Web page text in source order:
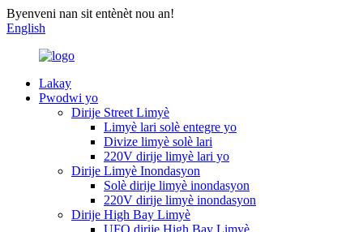
Byenveni nan sit entènèt nou an!
English
Lakay
Pwodwi yo
Dirije Street Limyè
Limyè lari solè entegre yo
Divize limyè solè lari
220V dirije limyè lari yo
Dirije Limyè Inondasyon
Solè dirije limyè inondasyon
220V dirije limyè inondasyon
Dirije High Bay Limyè
UFO dirije High Bay Limyè